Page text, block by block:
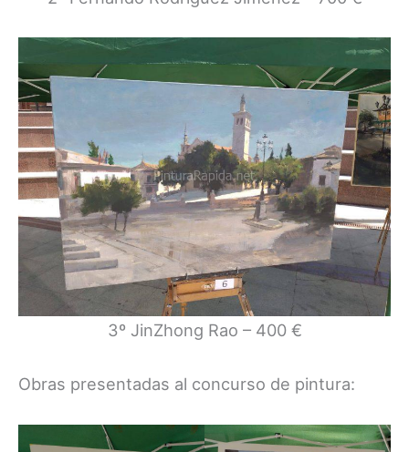
3º JinZhong Rao – 400 €
Obras presentadas al concurso de pintura: